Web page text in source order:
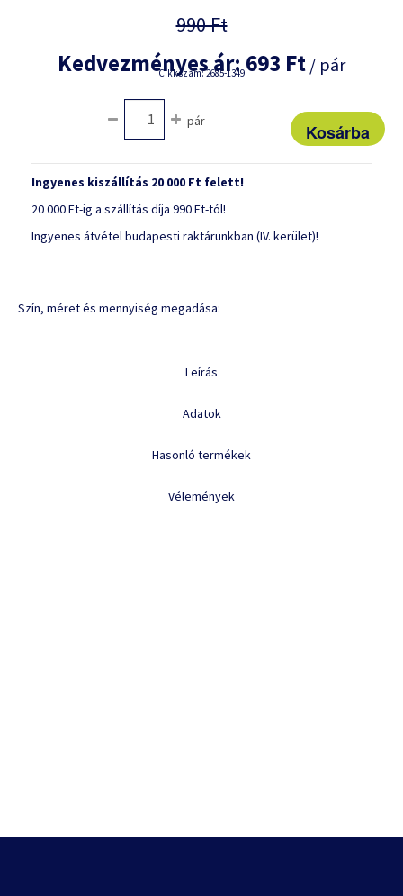
990 Ft
Kedvezményes ár:693 Ft / pár
Cikkszám: 2685-1349
pár
Ingyenes kiszállítás 20 000 Ft felett!
20 000 Ft-ig a szállítás díja 990 Ft-tól!
Ingyenes átvétel budapesti raktárunkban (IV. kerület)!
Szín, méret és mennyiség megadása:
Leírás
Adatok
Hasonló termékek
Vélemények